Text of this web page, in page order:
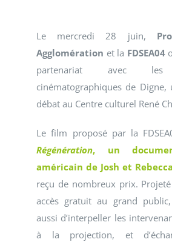
Le mercredi 28 juin,
Agglomération et la FDSEA04
partenariat avec les
cinématographiques de Digne,
débat au Centre culturel René
Le film proposé par la
Régénération, un
américain de Josh et
reçu de nombreux prix.
accès gratuit au grand
aussi d’interpeller les
à la projection, et